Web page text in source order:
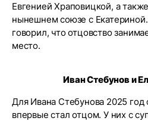
Евгенией Храповицкой, а
нынешнем союзе с
говорил, что отцовство
место.
Иван Стебунов и
Для Ивана Стебунова 2025
впервые стал отцом. У них с